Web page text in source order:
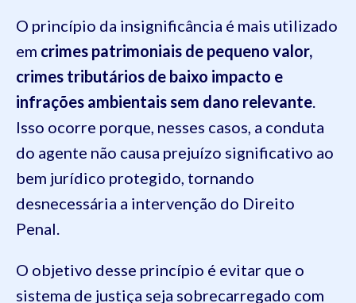
O princípio da insignificância é mais utilizado
em crimes patrimoniais de pequeno valor,
crimes tributários de baixo impacto e
infrações ambientais sem dano relevante.
Isso ocorre porque, nesses casos, a conduta
do agente não causa prejuízo significativo ao
bem jurídico protegido, tornando
desnecessária a intervenção do Direito
Penal.
O objetivo desse princípio é evitar que o
sistema de justiça seja sobrecarregado com